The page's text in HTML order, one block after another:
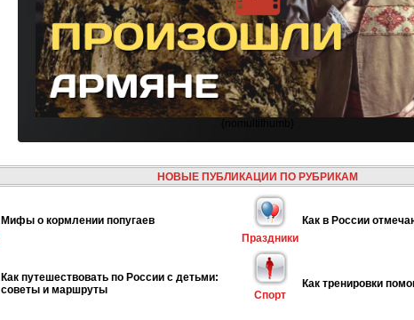
НОВЫЕ ПУБЛИКАЦИИ ПО РУБРИКАМ
Мифы о кормлении попугаев
Праздники
Как в России
Как путешествовать по России с детьми:
советы и маршруты
Спорт
Как тренировки